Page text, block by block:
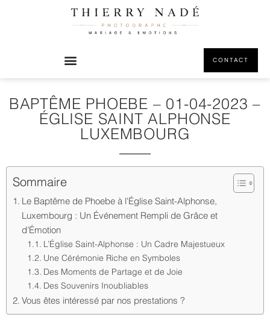
CONTACT
BAPTÊME PHOEBE – 01-04-2023 –
ÉGLISE SAINT ALPHONSE
LUXEMBOURG
Sommaire
Le Baptême de Phoebe à l'Église Saint-Alphonse,
Luxembourg : Un Événement Rempli de Grâce et
d’Émotion
L’Église Saint-Alphonse : Un Cadre Majestueux
Une Cérémonie Riche en Symboles
Des Moments de Partage et de Joie
Des Souvenirs Inoubliables
Vous êtes intéressé par nos prestations ?